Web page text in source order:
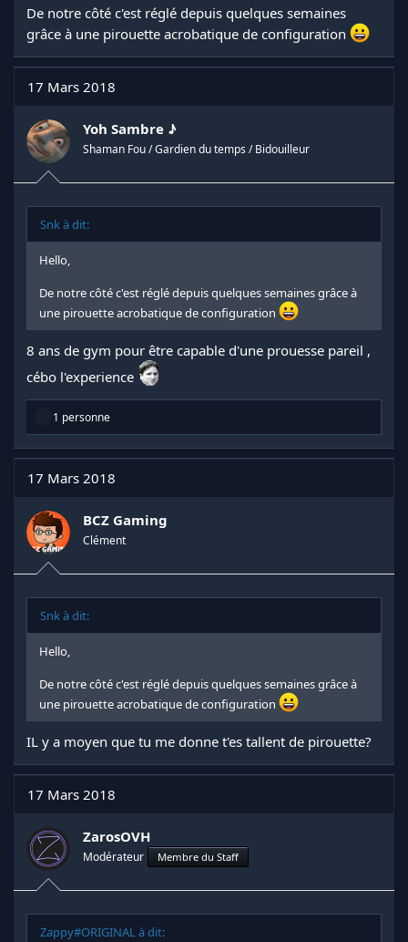
De notre côté c'est réglé depuis quelques semaines
grâce à une pirouette acrobatique de configuration
17 Mars 2018
Yoh Sambre ♪
Shaman Fou / Gardien du temps / Bidouilleur
Snk à dit:
Hello,
De notre côté c'est réglé depuis quelques semaines grâce à
une pirouette acrobatique de configuration
8 ans de gym pour être capable d'une prouesse pareil ,
cébo l'experience
R
a
c
t
i
n
s
:
1 personne
17 Mars 2018
BCZ Gaming
Clément
Snk à dit:
Hello,
De notre côté c'est réglé depuis quelques semaines grâce à
une pirouette acrobatique de configuration
IL y a moyen que tu me donne t'es tallent de pirouette?
17 Mars 2018
ZarosOVH
Modérateur Membre du Staff
Zappy#ORIGINAL à dit: